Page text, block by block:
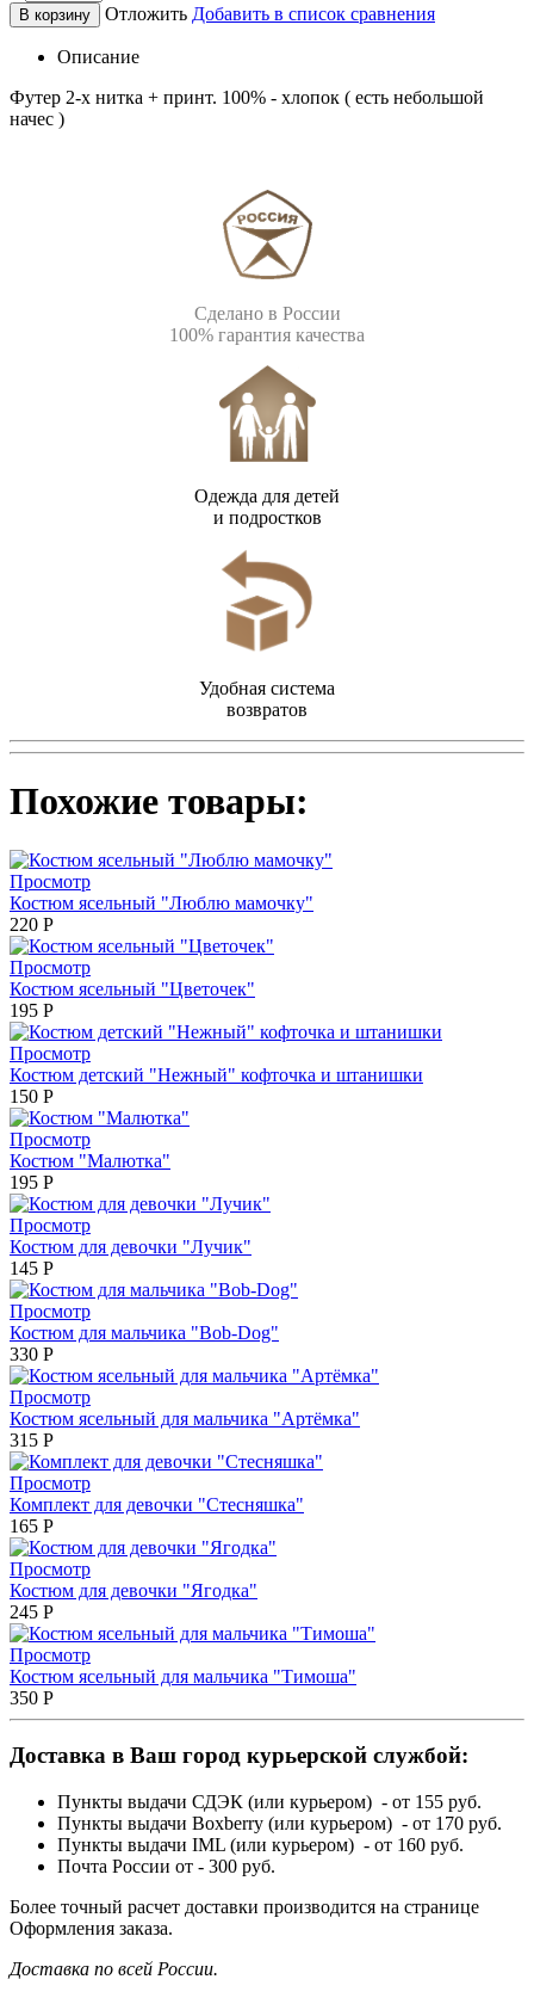
В корзину Отложить Добавить в список сравнения
Описание
Футер 2-х нитка + принт. 100% - хлопок ( есть небольшой
начес )
Сделано в России
100% гарантия качества
Одежда для детей
и подростков
Удобная система
возвратов
Похожие товары:
Просмотр
Костюм ясельный "Люблю мамочку"
220 Р
Просмотр
Костюм ясельный "Цветочек"
195 Р
Просмотр
Костюм детский "Нежный" кофточка и штанишки
150 Р
Просмотр
Костюм "Малютка"
195 Р
Просмотр
Костюм для девочки "Лучик"
145 Р
Просмотр
Костюм для мальчика "Bob-Dog"
330 Р
Просмотр
Костюм ясельный для мальчика "Артёмка"
315 Р
Просмотр
Комплект для девочки "Стесняшка"
165 Р
Просмотр
Костюм для девочки "Ягодка"
245 Р
Просмотр
Костюм ясельный для мальчика "Тимоша"
350 Р
Доставка в Ваш город курьерской службой:
Пункты выдачи СДЭК (или курьером) - от 155 руб.
Пункты выдачи Boxberry (или курьером) - от 170 руб.
Пункты выдачи IML (или курьером) - от 160 руб.
Почта России от - 300 руб.
Более точный расчет доставки производится на странице
Оформления заказа.
Доставка по всей России.